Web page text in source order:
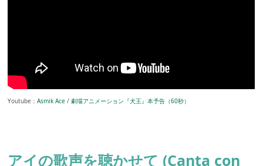
Youtube：Asmik Ace /劇場アニメーション『犬王』本予告（60秒）
アイの歌声を聴かせて (Canta con